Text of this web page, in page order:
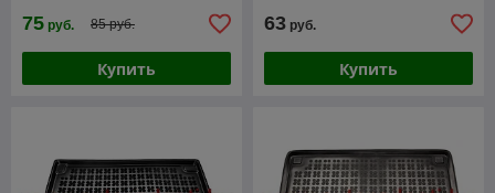
75 руб. 85 руб.
Купить
63 руб.
Купить